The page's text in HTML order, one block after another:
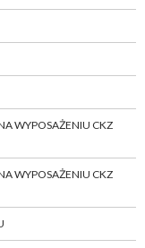
WYPOSAŻENIU CKZ
WYPOSAŻENIU CKZ